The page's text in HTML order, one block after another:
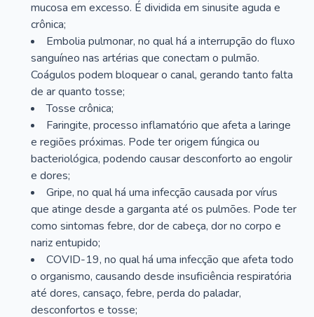
mucosa em excesso. É dividida em sinusite aguda e
crônica;
Embolia pulmonar, no qual há a interrupção do fluxo
sanguíneo nas artérias que conectam o pulmão.
Coágulos podem bloquear o canal, gerando tanto falta
de ar quanto tosse;
Tosse crônica;
Faringite, processo inflamatório que afeta a laringe
e regiões próximas. Pode ter origem fúngica ou
bacteriológica, podendo causar desconforto ao engolir
e dores;
Gripe, no qual há uma infecção causada por vírus
que atinge desde a garganta até os pulmões. Pode ter
como sintomas febre, dor de cabeça, dor no corpo e
nariz entupido;
COVID-19, no qual há uma infecção que afeta todo
o organismo, causando desde insuficiência respiratória
até dores, cansaço, febre, perda do paladar,
desconfortos e tosse;